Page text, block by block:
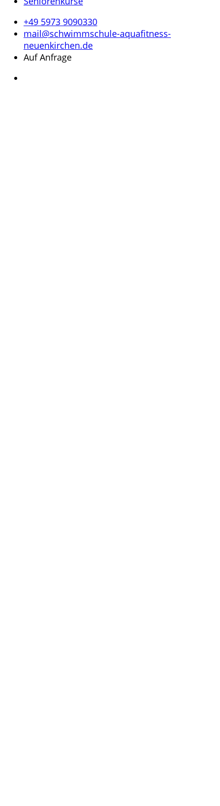
+49 5973 9090330
mail@schwimmschule-aquafitness-
neuenkirchen.de
Auf Anfrage